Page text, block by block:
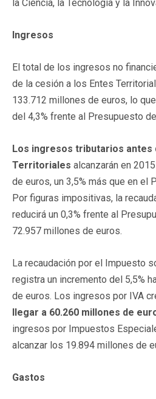
la Ciencia, la Tecnología y la
Ingresos
El total de los ingresos no
de la cesión a los Entes
133.712 millones de euros, lo
del 4,3% frente al Presupuesto
Los ingresos tributarios antes
Territoriales alcanzarán en
de euros, un 3,5% más que en el
Por figuras impositivas, la
reducirá un 0,3% frente al
72.957 millones de euros.
La recaudación por el Impuesto
registra un incremento del 5,5%
de euros. Los ingresos por IVA
llegar a 60.260 millones de
ingresos por Impuestos
alcanzar los 19.894 millones de
Gastos